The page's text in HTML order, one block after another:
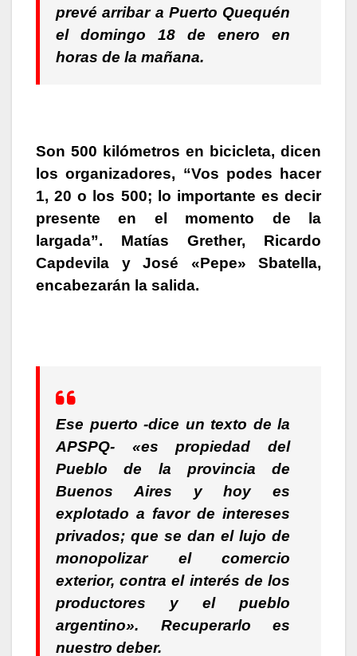
prevé arribar a Puerto Quequén
el domingo 18 de enero en
horas de la mañana.
Son 500 kilómetros en bicicleta, dicen
los organizadores, “Vos podes hacer
1, 20 o los 500; lo importante es decir
presente en el momento de la
largada”. Matías Grether, Ricardo
Capdevila y José «Pepe» Sbatella,
encabezarán la salida.
Ese puerto -dice un texto de la
APSPQ- «es propiedad del
Pueblo de la provincia de
Buenos Aires y hoy es
explotado a favor de intereses
privados; que se dan el lujo de
monopolizar el comercio
exterior, contra el interés de los
productores y el pueblo
argentino». Recuperarlo es
nuestro deber.